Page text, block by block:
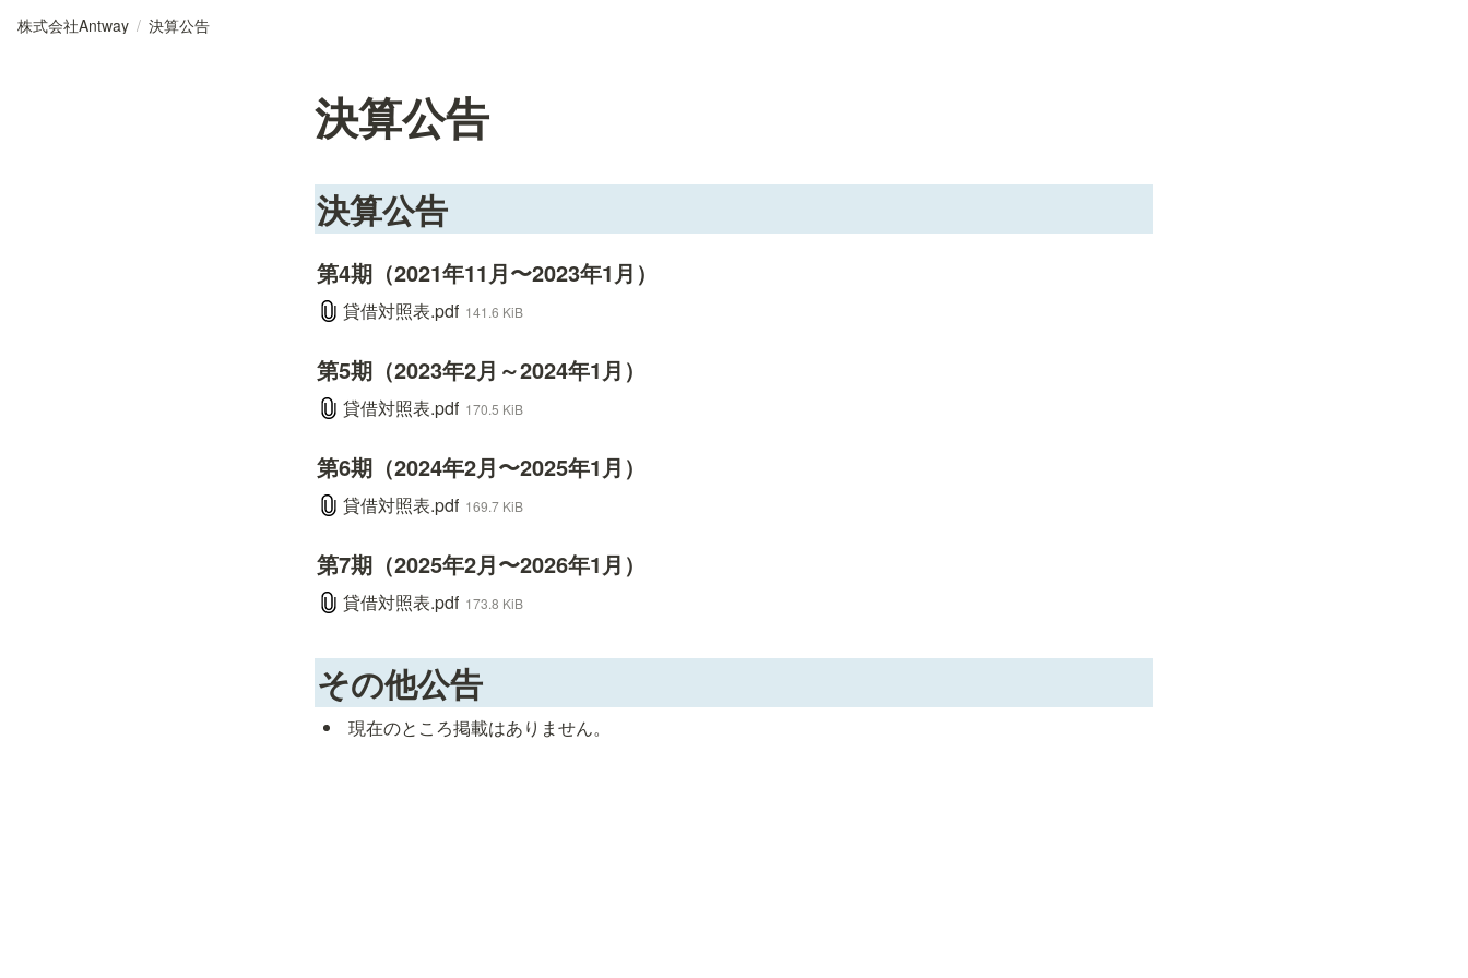
株式会社Antway / 決算公告
決算公告
決算公告
第4期（2021年11月〜2023年1月）
貸借対照表.pdf 141.6 KiB
第5期（2023年2月～2024年1月）
貸借対照表.pdf 170.5 KiB
第6期（2024年2月〜2025年1月）
貸借対照表.pdf 169.7 KiB
第7期（2025年2月〜2026年1月）
貸借対照表.pdf 173.8 KiB
その他公告
現在のところ掲載はありません。